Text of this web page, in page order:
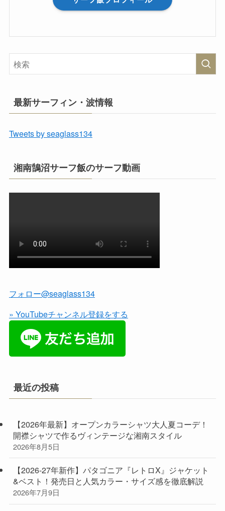
最新サーフィン・波情報
Tweets by seaglass134
湘南鵠沼サーフ飯のサーフ動画
フォロー@seaglass134
» YouTubeチャンネル登録をする
最近の投稿
【2026年最新】オープンカラーシャツ大人夏コーデ！
開襟シャツで作るヴィンテージな湘南スタイル
2026年8月5日
【2026-27年新作】パタゴニア『レトロX』ジャケット
&ベスト！発売日と人気カラー・サイズ感を徹底解説
2026年7月9日